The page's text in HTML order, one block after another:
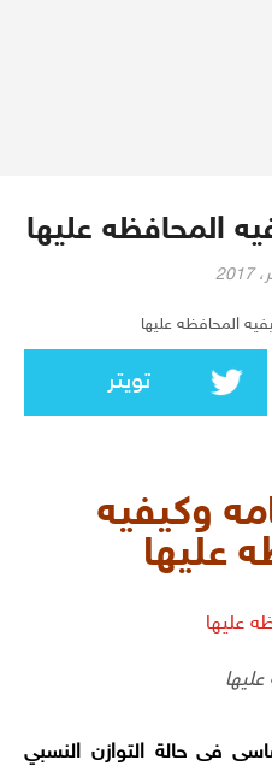
المحافظه عليها
تويتر
وكيفيه
عليها
فى حالة التوازن النسبي